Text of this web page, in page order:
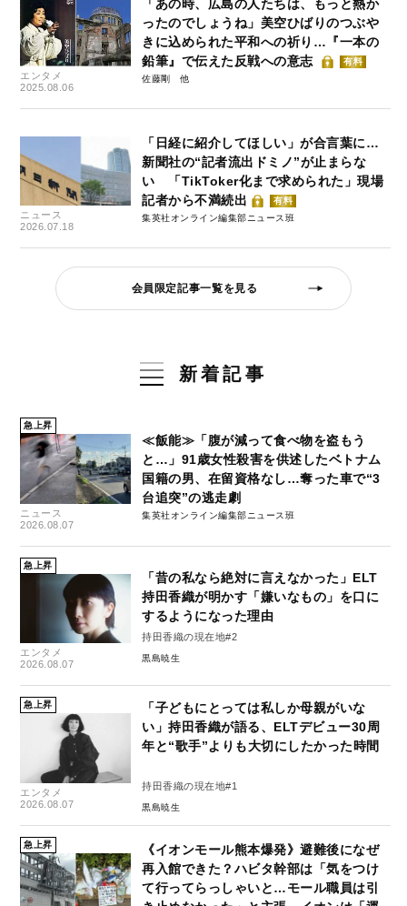
エンタメ
2025.08.06
「あの時、広島の人たちは、もっと熱か
ったのでしょうね」美空ひばりのつぶや
きに込められた平和への祈り…『一本の
鉛筆』で伝えた反戦への意志
有料
佐藤剛
ニュース
2026.07.18
「日経に紹介してほしい」が合言葉に…
新聞社の“記者流出ドミノ”が止まらな
い 「TikToker化まで求められた」現場
記者から不満続出
有料
集英社オンライン編集部ニュース班
会員限定記事一覧を見る
新着記事
急上昇
ニュース
2026.08.07
≪飯能≫「腹が減って食べ物を盗もう
と…」91歳女性殺害を供述したベトナム
国籍の男、在留資格なし…奪った車で“3
台追突”の逃走劇
集英社オンライン編集部ニュース班
急上昇
エンタメ
2026.08.07
「昔の私なら絶対に言えなかった」ELT
持田香織が明かす「嫌いなもの」を口に
するようになった理由
持田香織の現在地#2
黒島暁生
急上昇
エンタメ
2026.08.07
「子どもにとっては私しか母親がいな
い」持田香織が語る、ELTデビュー30周
年と“歌手”よりも大切にしたかった時間
持田香織の現在地#1
黒島暁生
急上昇
《イオンモール熊本爆発》避難後になぜ
再入館できた？ハビタ幹部は「気をつけ
て行ってらっしゃいと…モール職員は引